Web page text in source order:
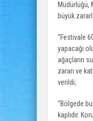
Müdürlüğü,
büyük
“Festivale
yapacağı
ağaçların
zararı ve
verildi;
“Bölgede
kaplıdır.